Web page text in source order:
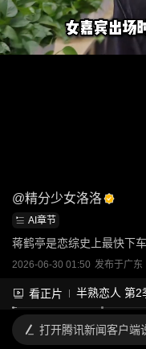
@精分少女洛洛
AI章节
蒋鹤亭是恋综史上最快下
2026-06-30 01:50 发布于广东
看正片 半熟恋人 第2
打开腾讯新闻客户端